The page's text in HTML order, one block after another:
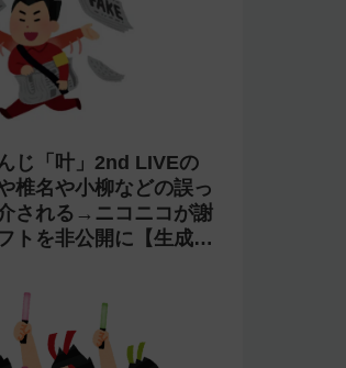
じ「叶」2nd LIVEの
椎名や小柳などの誤っ
される→ニコニコが謝
トを非公開に【生成